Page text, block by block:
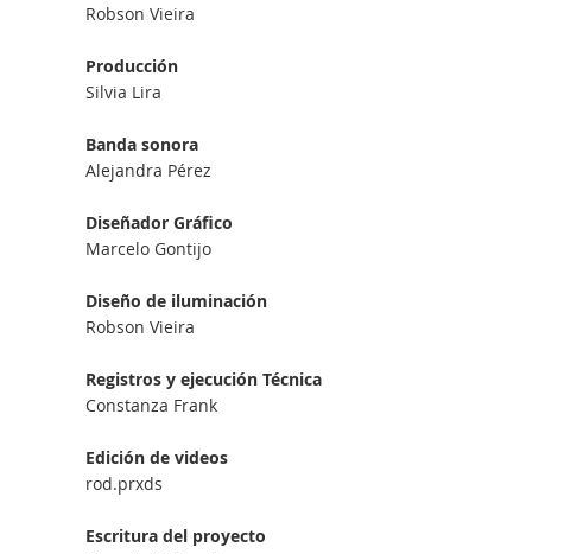
Robson Vieira
Producción
Silvia Lira
Banda sonora
Alejandra Pérez
Diseñador Gráfico
Marcelo Gontijo
Diseño de iluminación
Robson Vieira
Registros y ejecución Técnica
Constanza Frank
Edición de videos
rod.prxds
Escritura del proyecto